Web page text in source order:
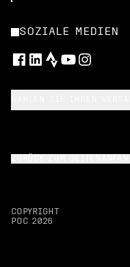
SOZIALE MEDIEN
COPYRIGHT
POC 2026